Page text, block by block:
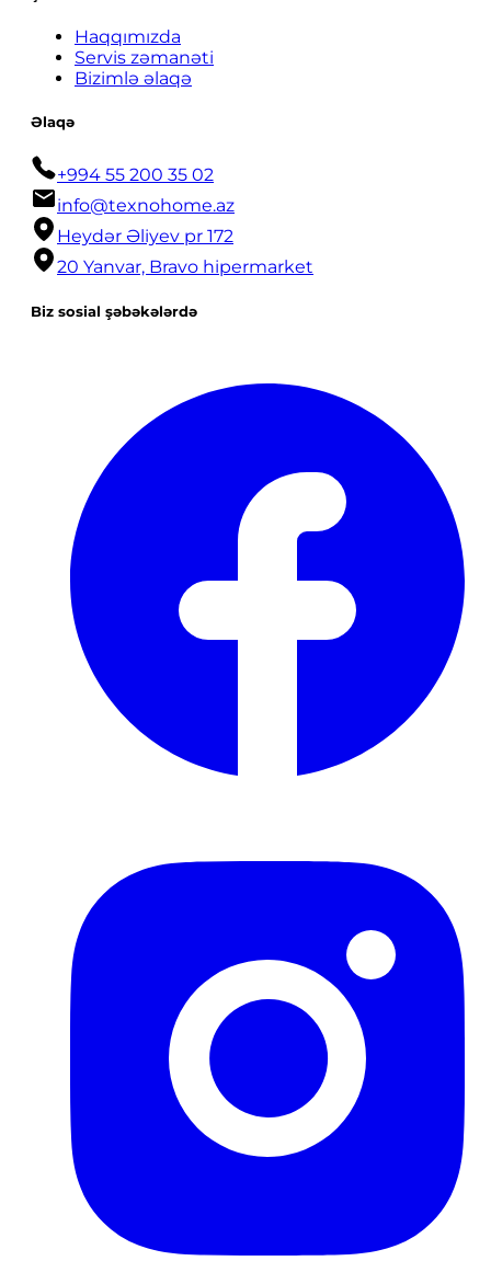
Haqqımızda
Servis zəmanəti
Bizimlə əlaqə
Əlaqə
+994 55 200 35 02
info@texnohome.az
Heydər Əliyev pr 172
20 Yanvar, Bravo hipermarket
Biz sosial şəbəkələrdə